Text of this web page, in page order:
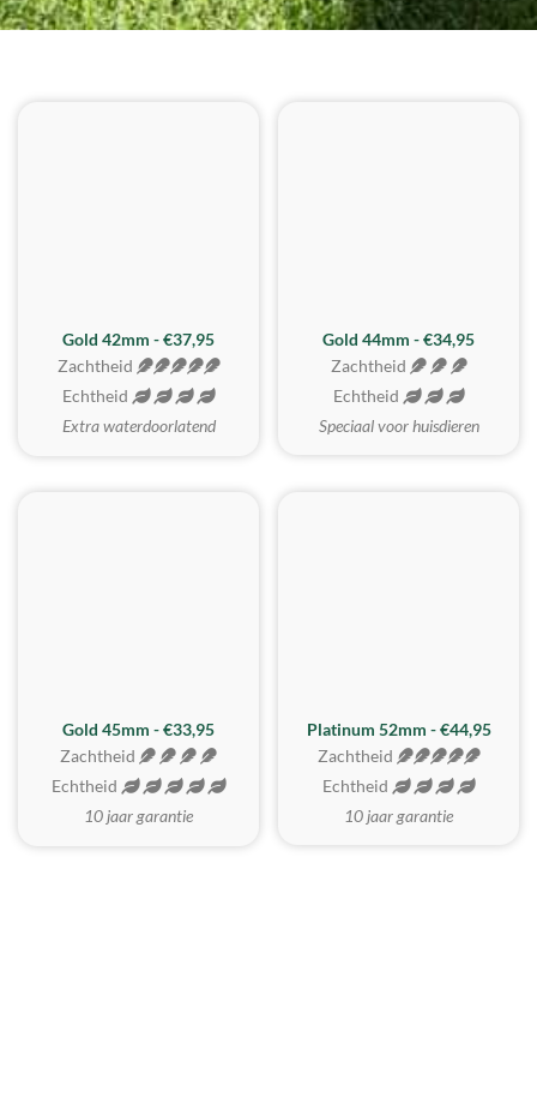
ZACHTSTE
Gold 42mm - €37,95
Zachtheid
Echtheid
Extra waterdoorlatend
Gold 44mm - €34,95
Zachtheid
Echtheid
Speciaal voor huisdieren
REALISTISCH
Gold 45mm - €33,95
Zachtheid
Echtheid
10 jaar garantie
ZACHTSTE
Platinum 52mm - €44,95
Zachtheid
Echtheid
10 jaar garantie